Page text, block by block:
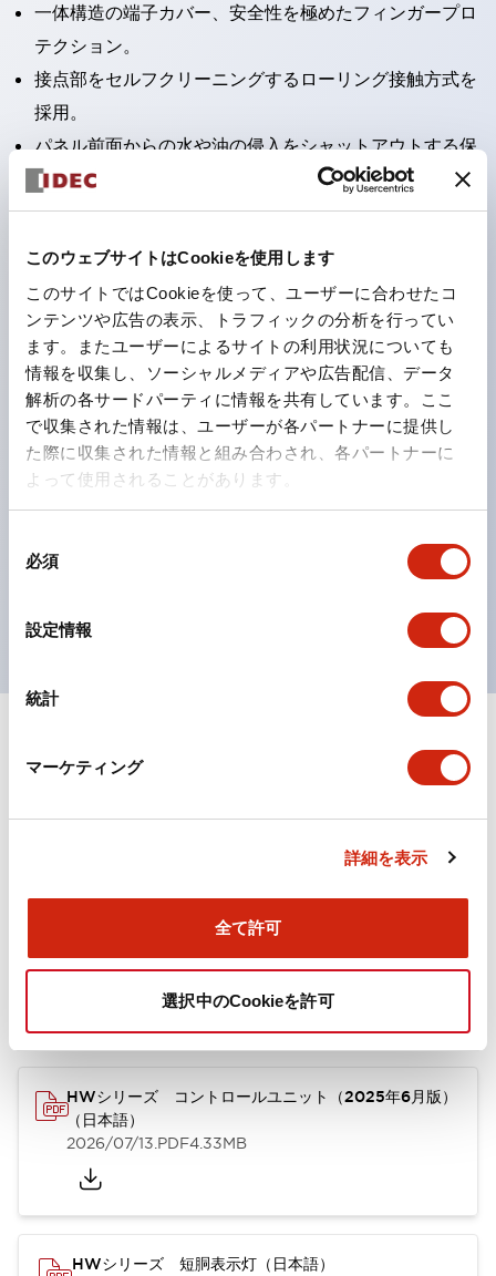
このウェブサイトはCookieを使用します
このサイトではCookieを使って、ユーザーに合わせたコ
ンテンツや広告の表示、トラフィックの分析を行ってい
ます。またユーザーによるサイトの利用状況についても
情報を収集し、ソーシャルメディアや広告配信、データ
解析の各サードパーティに情報を共有しています。ここ
で収集された情報は、ユーザーが各パートナーに提供し
た際に収集された情報と組み合わされ、各パートナーに
よって使用されることがあります。
必須
設定情報
統計
マーケティング
詳細を表示
全て許可
選択中のCookieを許可
一体構造の端子カバー、安全性を極めたフィンガープロ
テクション。
接点部をセルフクリーニングするローリング接触方式を
採用。
パネル前面からの水や油の侵入をシャットアウトする保
護構造：IP65。（ただし2点押ボタンスイッチは
IP40）
2つの独立した動作の押ボタンスイッチと表示灯の3つ
チも完備。
ワールドワイドなニーズに対応する各種電圧を完備。
1つで6色の役をこなすLED球（LSRD球）。これまで色
ごとに分かれていたLED球を、1色のLED球で各色を表
現できるようにしました。
カラーユニバーサルデザインに対応。表示灯（角平形）
の点灯/消灯の認識および、点灯時のランプ色の識別が
ISO 3864-4安全色に対応。危険時や緊急事態時の色表
現がより明確・鮮明で、より多くの方が識別可能に。
すべて展開+
ドキュメントとファイル
取扱説明書 CAD 規格・認証
HWシリーズ コントロールユニット（2025年6月版）
（日本語）
2026/07/13.PDF4.33MB
HWシリーズ 短胴表示灯（日本語）